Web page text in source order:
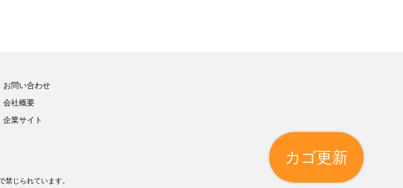
カゴ更新
お問い合わせ
会社概要
企業サイト
じられています。